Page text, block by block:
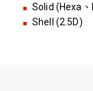
Solid (Hexa 、
Shell (2.5D)